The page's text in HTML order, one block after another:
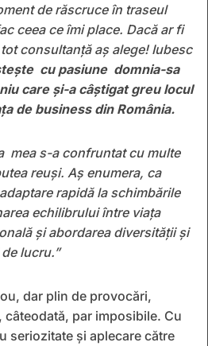
de răscruce în traseul
ceea ce îmi place. Dacă ar fi
consultanță aș alege! Iubesc
cu pasiune domnia-sa
care şi-a câştigat greu locul
de business din România.
mea s-a confruntat cu multe
reuși. Aș enumera, ca
rapidă la schimbările
echilibrului între viața
și abordarea diversității și
lucru.”
dar plin de provocări,
par imposibile. Cu
seriozitate şi aplecare către